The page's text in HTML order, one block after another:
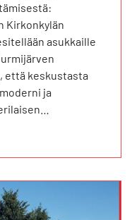
Kirkonkylän
asukkaille
että keskustasta
ja